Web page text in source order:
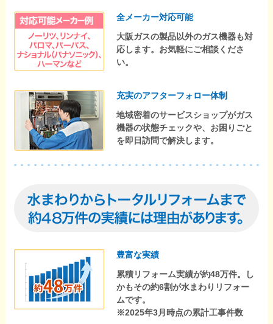
全メーカー対応可能
大阪ガスの製品以外のガス機器も対
応します。お気軽にご相談くださ
い。
充実のアフターフォロー体制
地域密着のサービスショップがガス
機器の状態チェックや、お困りごと
を即日訪問で解決します。
豊富な実績
累積リフォーム実績が約48万件。し
かもその約6割が水まわりリフォー
ムです。
※2025年3月時点の累計工事件数